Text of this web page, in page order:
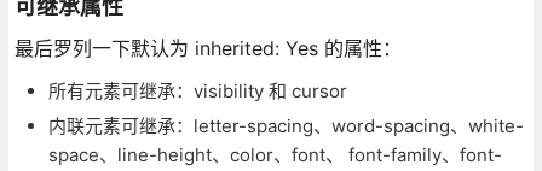
可继承属性
最后罗列一下默认为 inherited: Yes 的属性：
所有元素可继承：visibility 和 cursor
内联元素可继承：letter-spacing、word-spacing、white-
space、line-height、color、font、 font-family、font-